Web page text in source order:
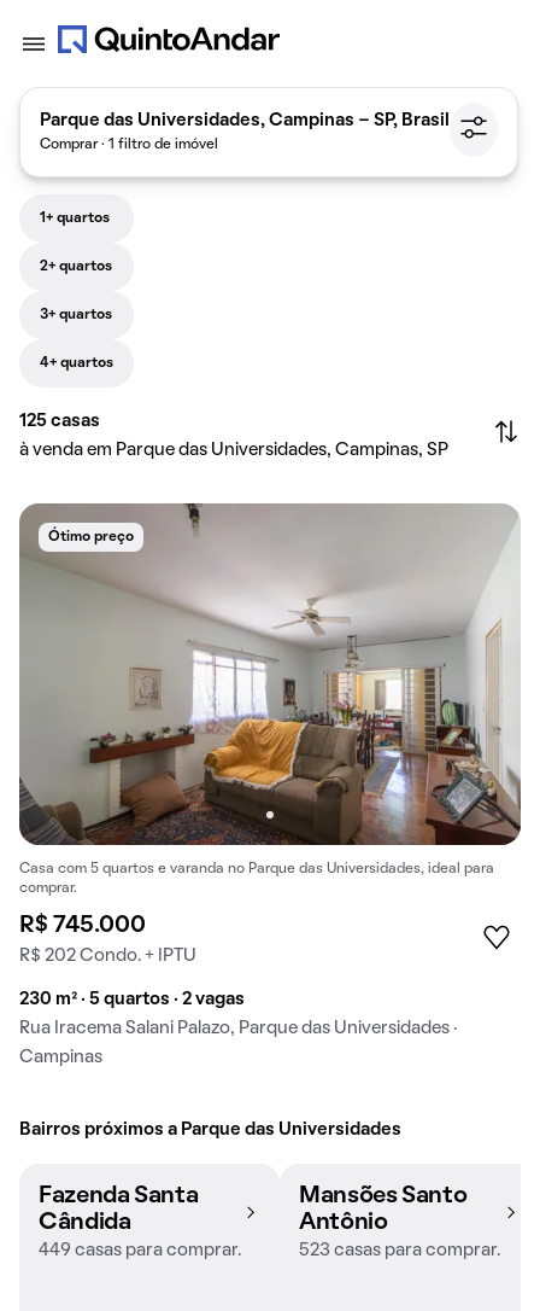
Parque das Universidades, Campinas - SP, Brasil
Comprar · 1 filtro de imóvel
1+ quartos
2+ quartos
3+ quartos
4+ quartos
125 casas
à venda em Parque das Universidades, Campinas, SP
Ótimo preço
Casa com 5 quartos e varanda no Parque das Universidades, ideal para
comprar.
R$ 745.000
R$ 202 Condo. + IPTU
230 m² · 5 quartos · 2 vagas
Rua Iracema Salani Palazo, Parque das Universidades ·
Campinas
Bairros próximos a Parque das Universidades
Fazenda Santa
Cândida
449 casas para comprar.
Mansões Santo
Antônio
523 casas para comprar.